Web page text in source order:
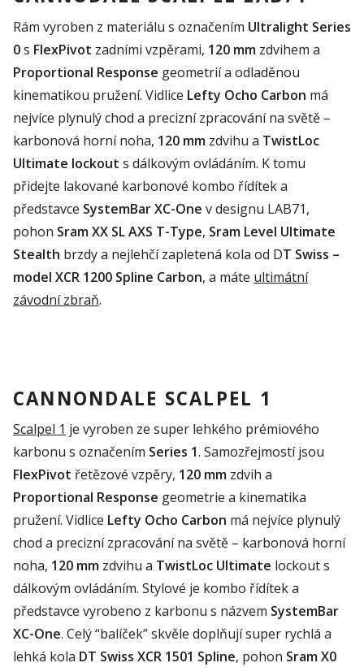
Rám vyroben z materiálu s označením Ultralight Series
0s FlexPivot zadními vzpěrami, 120 mm zdvihem a
Proportional Response geometrií a odladěnou
kinematikou pružení. Vidlice Lefty Ocho Carbon má
nejvíce plynulý chod a precizní zpracování na světě –
karbonová horní noha, 120 mm zdvihu a TwistLoc
Ultimate lockout s dálkovým ovládáním. K tomu
přidejte lakované karbonové kombo řídítek a
představce SystemBarXC-One v designu LAB71,
pohon SramXX SL AXS T-Type, Sram Level Ultimate
Stealth brzdy a nejlehčí zapletená kola od DT Swiss –
model XCR 1200 Spline Carbon, a máte ultimátní
závodní zbraň.
CANNONDALE SCALPEL 1
Scalpel 1 je vyroben ze super lehkého prémiového
karbonu s označením Series 1. Samozřejmostí jsou
FlexPivot řetězové vzpěry, 120 mm zdvih a
Proportional Response geometrie a kinematika
pružení. Vidlice Lefty Ocho Carbon má nejvíce plynulý
chod a precizní zpracování na světě – karbonová horní
noha, 120 mm zdvihu a TwistLoc Ultimate lockouts
dálkovým ovládáním. Stylové je kombo řídítek a
představce vyrobeno z karbonu s názvem SystemBar
XC-One. Celý “balíček” skvěle doplňují super rychlá a
lehká kola DT Swiss XCR 1501 Spline, pohon SramX0